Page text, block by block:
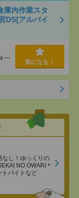
内作業スタ
DS[アルバイ
一
気になる！
なし！ゆっくりの
NO OWARI＊
バイトなど